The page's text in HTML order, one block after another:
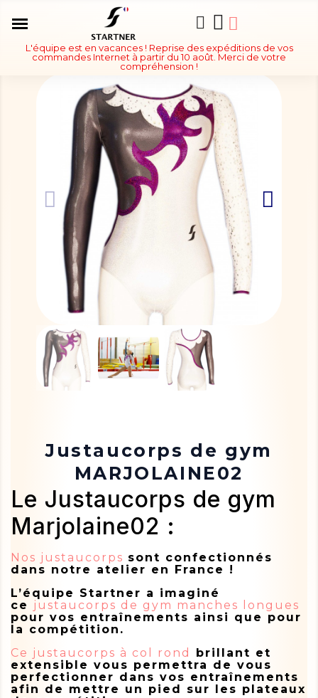
L'équipe est en vacances ! Reprise des expéditions de vos
commandes Internet à partir du 10 août. Merci de votre
compréhension !
Justaucorps de gym
MARJOLAINE02
Le Justaucorps de gym
Marjolaine02 :
Nos justaucorps sont confectionnés
dans notre atelier en France !
L’équipe Startner a imaginé
ce
justaucorps de gym manches longues
pour vos entraînements ainsi que pour
la compétition.
Ce justaucorps à col rond
brillant et
extensible vous permettra de vous
perfectionner dans vos entraînements
afin de mettre un pied sur les plateaux